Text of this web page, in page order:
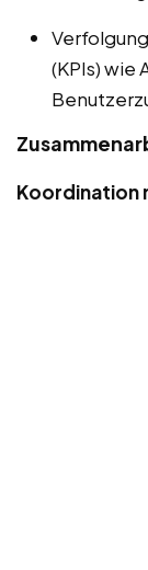
(KPIs) wie
Koordination